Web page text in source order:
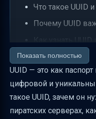
Что такое UUID
Почему UUID
Как узнать UUID
сервере —
Формат UUID и
использовать
исправлять
Показать полностью
UUID — это как
цифровой и
такое UUID, зачем он
пиратских серверах,